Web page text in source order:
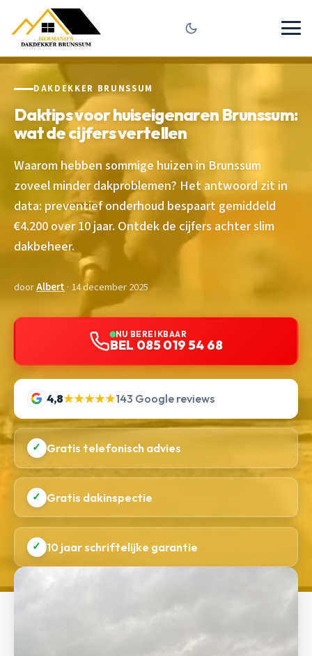
DAKDEKKER BRUNSSUM
Daktips voor huiseigenaren Brunssum:
wat de cijfers vertellen
Waarom hebben sommige huizen in Brunssum
zoveel minder dakproblemen? Het antwoord zit in
data: preventief onderhoud bespaart gemiddeld
€4.200 over 10 jaar. Ontdek de cijfers achter slim
dakbeheer.
doorAlbert· 14 december 2025
NU BEREIKBAAR
BEL 085 019 54 68
4,8★★★★★143 Google reviews
✓ Gratis telefonisch advies
✓ Gratis dakinspectie
✓ 10 jaar schriftelijke garantie